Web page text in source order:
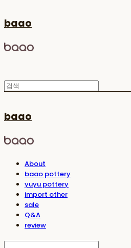
baao
baao
About
baao pottery
yuyu pottery
import other
sale
Q&A
review